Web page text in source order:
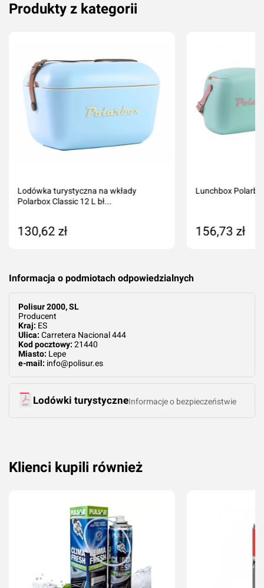
Produkty z kategorii
Lodówka turystyczna na wkłady
Polarbox Classic 12 L bł...
130,62 zł
Lunchbox
156,73 zł
Informacja o podmiotach odpowiedzialnych
Polisur 2000, SL
Producent
Kraj: ES
Ulica: Carretera Nacional 444
Kod pocztowy: 21440
Miasto: Lepe
e-mail: info@polisur.es
Lodówki turystyczneInformacje o bezpieczeństwie
Klienci kupili również